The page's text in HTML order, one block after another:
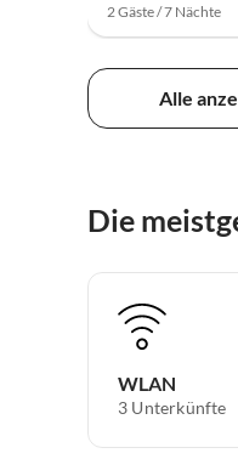
2 Gäste / 7 Nächte
Alle
Die
WLAN
3 Unterkünfte